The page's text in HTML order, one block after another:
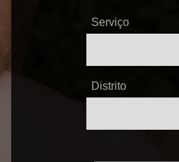
Serviço
Distrito